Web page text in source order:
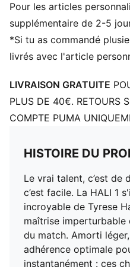
Contrefort de talon pour
Semelle intermédiaire en
amorti réactif
Détails co-brandés
PUMA Enfant et
enfants âgés de 8 à 16 ans
Pour les articles
supplémentaire de 2-5
*Si tu as commandé
livrés avec l'article
LIVRAISON GRATUITE
PLUS DE 40€. RETOURS
COMPTE PUMA
HISTOIRE DU
Le vrai talent, c’est de
c’est facile. La HALI 1
incroyable de Tyrese
maîtrise imperturbable
du match. Amorti
adhérence optimale
instantanément : ces